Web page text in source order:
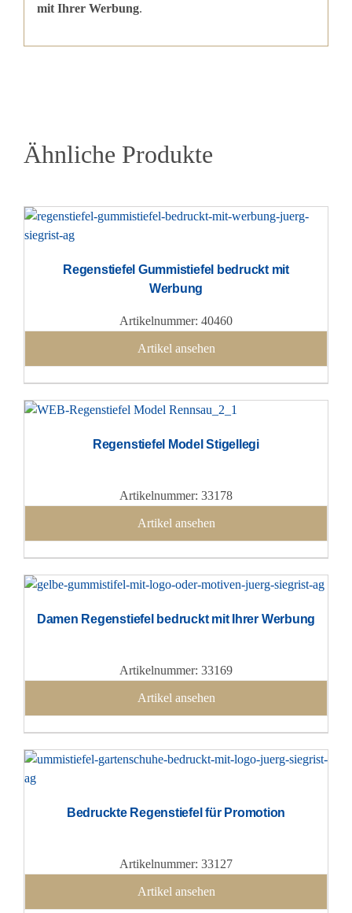
mit Ihrer Werbung.
Ähnliche Produkte
Regenstiefel Gummistiefel bedruckt mit
Werbung
Artikelnummer: 40460
Artikel ansehen
Regenstiefel Model Stigellegi
Artikelnummer: 33178
Artikel ansehen
Damen Regenstiefel bedruckt mit Ihrer Werbung
Artikelnummer: 33169
Artikel ansehen
Bedruckte Regenstiefel für Promotion
Artikelnummer: 33127
Artikel ansehen